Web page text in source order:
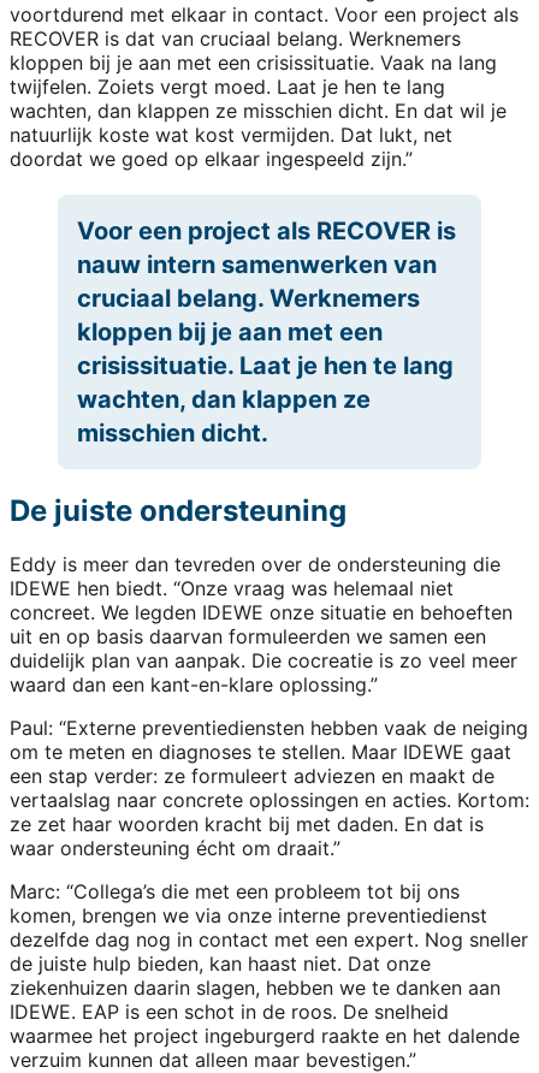
voortdurend met elkaar in contact. Voor een project als
RECOVER is dat van cruciaal belang. Werknemers
kloppen bij je aan met een crisissituatie. Vaak na lang
twijfelen. Zoiets vergt moed. Laat je hen te lang
wachten, dan klappen ze misschien dicht. En dat wil je
natuurlijk koste wat kost vermijden. Dat lukt, net
doordat we goed op elkaar ingespeeld zijn.”
Voor een project als RECOVER is
nauw intern samenwerken van
cruciaal belang. Werknemers
kloppen bij je aan met een
crisissituatie. Laat je hen te lang
wachten, dan klappen ze
misschien dicht.
De juiste ondersteuning
Eddy is meer dan tevreden over de ondersteuning die
IDEWE hen biedt. “Onze vraag was helemaal niet
concreet. We legden IDEWE onze situatie en behoeften
uit en op basis daarvan formuleerden we samen een
duidelijk plan van aanpak. Die cocreatie is zo veel meer
waard dan een kant-en-klare oplossing.”
Paul: “Externe preventiediensten hebben vaak de neiging
om te meten en diagnoses te stellen. Maar IDEWE gaat
een stap verder: ze formuleert adviezen en maakt de
vertaalslag naar concrete oplossingen en acties. Kortom:
ze zet haar woorden kracht bij met daden. En dat is
waar ondersteuning écht om draait.”
Marc: “Collega’s die met een probleem tot bij ons
komen, brengen we via onze interne preventiedienst
dezelfde dag nog in contact met een expert. Nog sneller
de juiste hulp bieden, kan haast niet. Dat onze
ziekenhuizen daarin slagen, hebben we te danken aan
IDEWE. EAP is een schot in de roos. De snelheid
waarmee het project ingeburgerd raakte en het dalende
verzuim kunnen dat alleen maar bevestigen.”